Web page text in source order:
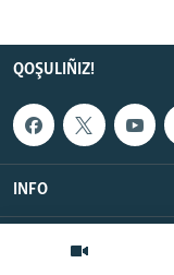
QOŞULIÑIZ!
INFO